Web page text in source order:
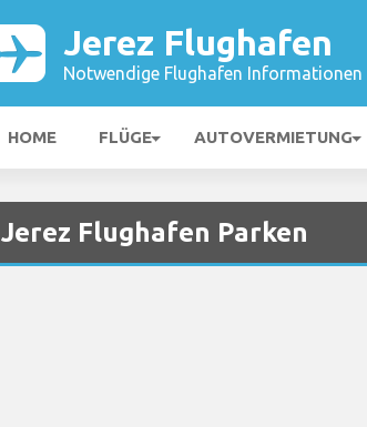
Jerez Flughafen
Notwendige Flughafen
HOME FLÜGE AUTOVERMIETUNG
Jerez Flughafen Parken